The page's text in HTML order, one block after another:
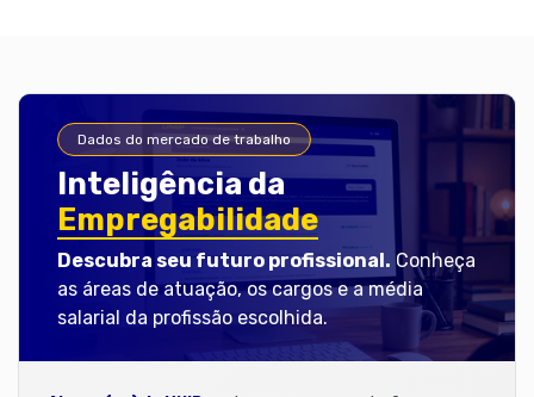
Dados do mercado de trabalho
Inteligência da
Empregabilidade
Descubra seu futuro profissional. Conheça
as áreas de atuação, os cargos e a média
salarial da profissão escolhida.